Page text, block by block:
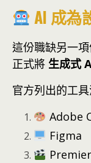
AI 成為
這份職缺另一
正式將 生成式
官方列出的工具
Adobe
Figma